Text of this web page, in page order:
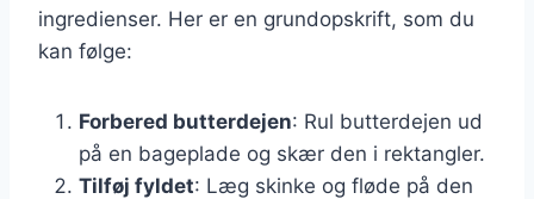
ingredienser. Her er en grundopskrift, som du
kan følge:
Forbered butterdejen: Rul butterdejen ud
på en bageplade og skær den i rektangler.
Tilføj fyldet: Læg skinke og fløde på den